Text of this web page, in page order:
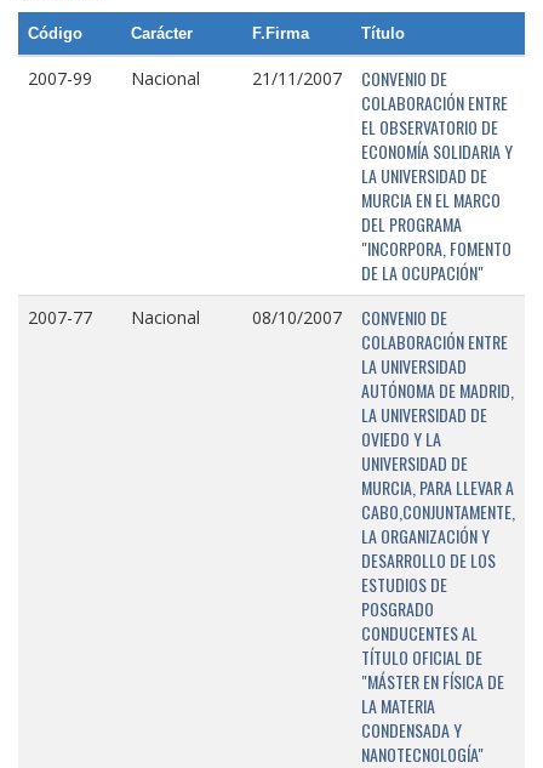
Código Carácter F.Firma Título
2007-99 Nacional 21/11/2007
CONVENIO DE
COLABORACIÓN ENTRE
EL OBSERVATORIO DE
ECONOMÍA SOLIDARIA Y
LA UNIVERSIDAD DE
MURCIA EN EL MARCO
DEL PROGRAMA
"INCORPORA, FOMENTO
DE LA OCUPACIÓN"
2007-77 Nacional 08/10/2007
CONVENIO DE
COLABORACIÓN ENTRE
LA UNIVERSIDAD
AUTÓNOMA DE MADRID,
LA UNIVERSIDAD DE
OVIEDO Y LA
UNIVERSIDAD DE
MURCIA, PARA LLEVAR A
CABO,CONJUNTAMENTE,
LA ORGANIZACIÓN Y
DESARROLLO DE LOS
ESTUDIOS DE
POSGRADO
CONDUCENTES AL
TÍTULO OFICIAL DE
"MÁSTER EN FÍSICA DE
LA MATERIA
CONDENSADA Y
NANOTECNOLOGÍA"